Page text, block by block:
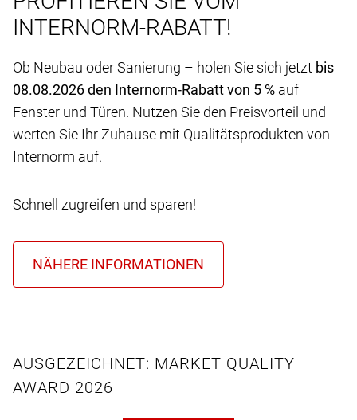
INTERNORM-RABATT!
Ob Neubau oder Sanierung – holen Sie sich jetzt bis
08.08.2026 den Internorm-Rabatt von 5 % auf
Fenster und Türen. Nutzen Sie den Preisvorteil und
werten Sie Ihr Zuhause mit Qualitätsprodukten von
Internorm auf.
Schnell zugreifen und sparen!
AUSGEZEICHNET: MARKET QUALITY
AWARD 2026